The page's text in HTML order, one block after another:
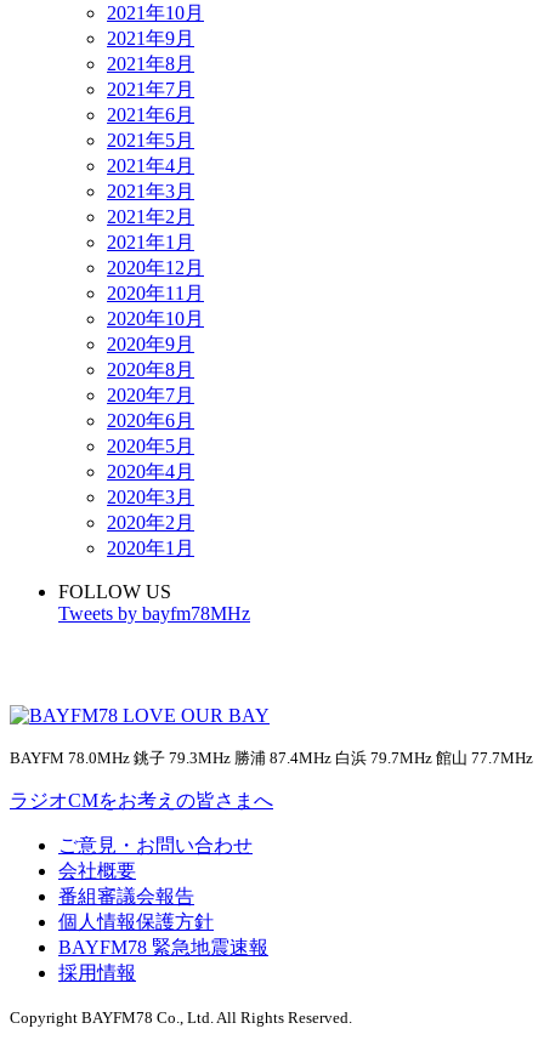
2021年10月
2021年9月
2021年8月
2021年7月
2021年6月
2021年5月
2021年4月
2021年3月
2021年2月
2021年1月
2020年12月
2020年11月
2020年10月
2020年9月
2020年8月
2020年7月
2020年6月
2020年5月
2020年4月
2020年3月
2020年2月
2020年1月
FOLLOW US
Tweets by bayfm78MHz
BAYFM 78.0MHz 銚子 79.3MHz 勝浦 87.4MHz 白浜 79.7MHz 館山 77.7MHz
ラジオCMをお考えの皆さまへ
ご意見・お問い合わせ
会社概要
番組審議会報告
個人情報保護方針
BAYFM78 緊急地震速報
採用情報
Copyright BAYFM78 Co., Ltd. All Rights Reserved.